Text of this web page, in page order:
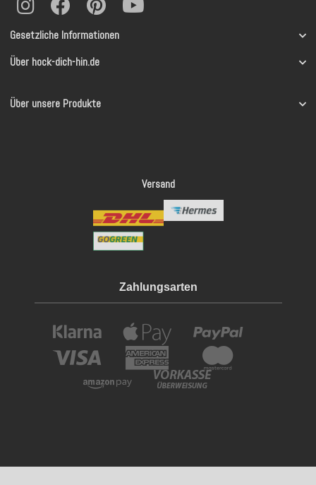
Gesetzliche Informationen
Über hock-dich-hin.de
Über unsere Produkte
Versand
Zahlungsarten